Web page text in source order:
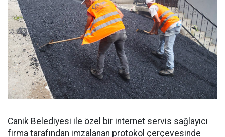
Canik Belediyesi ile özel bir internet servis sağlayıcı
firma tarafından imzalanan protokol çerçevesinde